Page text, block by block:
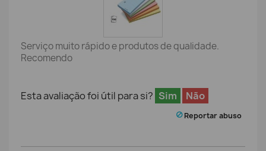
Serviço muito rápido e produtos de qualidade.
Recomendo
Esta avaliação foi útil para si? Sim Não
Reportar abuso